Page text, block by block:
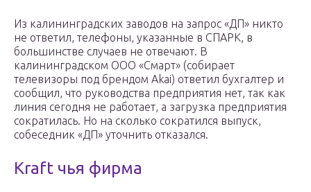
Из калининградских заводов на запрос «ДП» никто
не ответил, телефоны, указанные в СПАРК, в
большинстве случаев не отвечают. В
калининградском ООО «Смарт» (собирает
телевизоры под брендом Akai) ответил бухгалтер и
сообщил, что руководства предприятия нет, так как
линия сегодня не работает, а загрузка предприятия
сократилась. Но на сколько сократился выпуск,
собеседник «ДП» уточнить отказался.
Kraft чья фирма